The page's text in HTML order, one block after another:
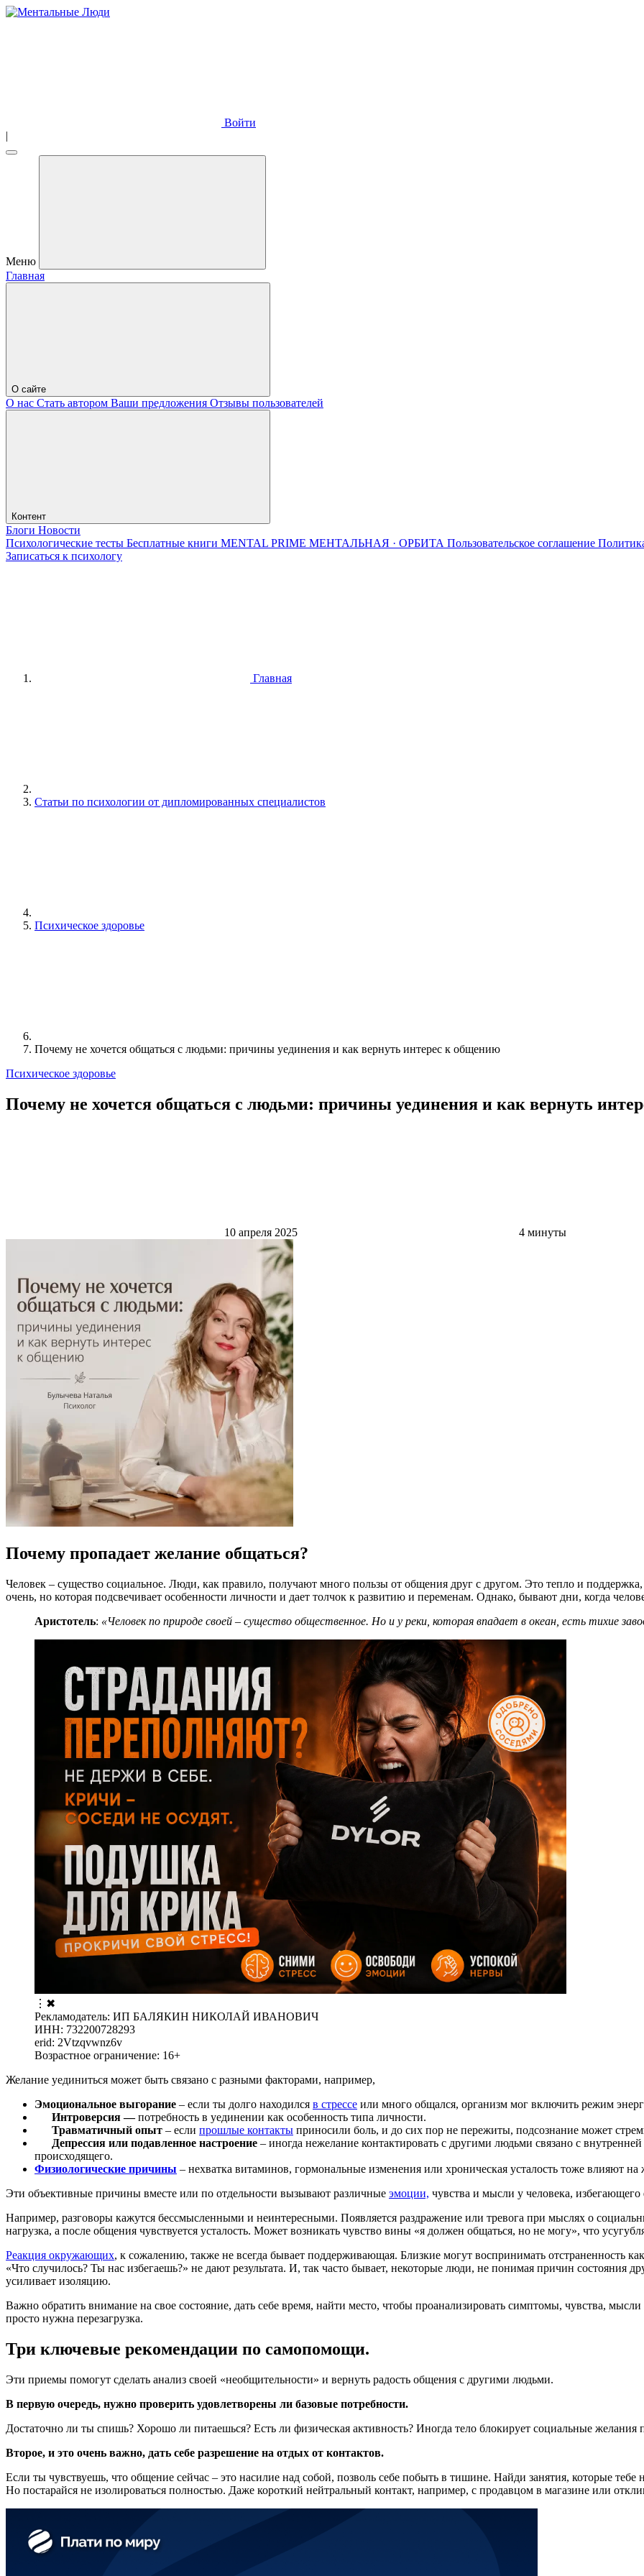
Войти
|
Меню
Главная
О сайте
О нас Стать автором Ваши предложения Отзывы пользователей
Контент
Блоги Новости
Психологические тесты Бесплатные книги MENTAL PRIME МЕНТАЛЬНАЯ · ОРБИТА Пользовательское соглашение
Записаться к психологу
Главная
Статьи по психологии от дипломированных специалистов
Психическое здоровье
Почему не хочется общаться с людьми: причины уединения и как вернуть интерес к общению
Психическое здоровье
Почему не хочется общаться с людьми: причины уединения и как вернуть
10 апреля 2025 4 минуты
Почему пропадает желание общаться?
Человек – существо социальное. Люди, как правило, получают много пользы от общения друг с другом. Это тепло и
очень, но которая подсвечивает особенности личности и дает толчок к развитию и переменам. Однако, бывают дни, когда
Аристотель: «Человек по природе своей – существо общественное. Но и у реки, которая впадает в океан, есть тихие
⋮ ✖
Рекламодатель: ИП БАЛЯКИН НИКОЛАЙ ИВАНОВИЧ
ИНН: 732200728293
erid: 2Vtzqvwnz6v
Возрастное ограничение: 16+
Желание уединиться может быть связано с разными факторами, например,
Эмоциональное выгорание – если ты долго находился в стрессе или много общался, организм мог включить режим
Интроверсия —потребность в уединении как особенность типа личности.
Травматичный опыт – если прошлые контакты приносили боль, и до сих пор не пережиты, подсознание может
Депрессия или подавленное настроение – иногда нежелание контактировать с другими людьми связано с
происходящего.
Физиологические причины – нехватка витаминов, гормональные изменения или хроническая усталость тоже влияют
Эти объективные причины вместе или по отдельности вызывают различные эмоции, чувства и мысли у человека,
Например, разговоры кажутся бессмысленными и неинтересными. Появляется раздражение или тревога при мыслях о
нагрузка, а после общения чувствуется усталость. Может возникать чувство вины «я должен общаться, но не могу», что
Реакция окружающих, к сожалению, также не всегда бывает поддерживающая. Близкие могут воспринимать отстраненность
«Что случилось? Ты нас избегаешь?» не дают результата. И, так часто бывает, некоторые люди, не понимая причин состояния
усиливает изоляцию.
Важно обратить внимание на свое состояние, дать себе время, найти место, чтобы проанализировать симптомы, чувства,
просто нужна перезагрузка.
Три ключевые рекомендации по самопомощи.
Эти приемы помогут сделать анализ своей «необщительности» и вернуть радость общения с другими людьми.
В первую очередь, нужно проверить удовлетворены ли базовые потребности.
Достаточно ли ты спишь? Хорошо ли питаешься? Есть ли физическая активность? Иногда тело блокирует социальные желания
Второе, и это очень важно, дать себе разрешение на отдых от контактов.
Если ты чувствуешь, что общение сейчас – это насилие над собой, позволь себе побыть в тишине. Найди занятия, которые тебе
Но постарайся не изолироваться полностью. Даже короткий нейтральный контакт, например, с продавцом в магазине или